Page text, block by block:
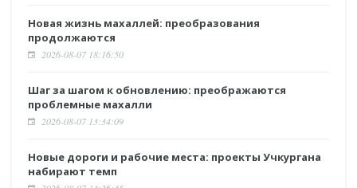
Новая жизнь махаллей: преобразования
продолжаются
2026-08-07 18:16:50
Шаг за шагом к обновлению: преображаются
проблемные махалли
2026-08-07 13:34:09
Новые дороги и рабочие места: проекты Учкургана
набирают темп